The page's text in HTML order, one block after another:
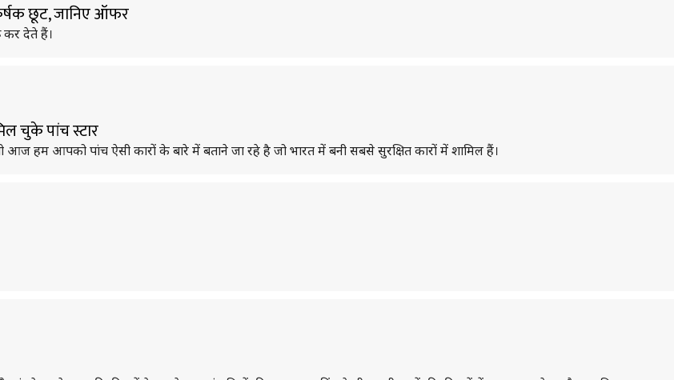
छूट, जानिए ऑफर
कर देते हैं।
चुके पांच स्टार
हम आपको पांच ऐसी कारों के बारे में बताने जा रहे है जो भारत में बनी सबसे सुरक्षित कारों में शामिल हैं।